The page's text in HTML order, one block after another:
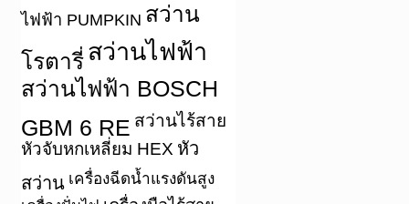
ไฟฟ้า PUMPKIN สว่าน
โรตารี่ สว่านไฟฟ้า
สว่านไฟฟ้า BOSCH
GBM 6 RE สว่านไร้สาย
หัวจับหกเหลี่ยม HEX หัว
สว่าน เครื่องฉีดน้ำแรงดันสูง